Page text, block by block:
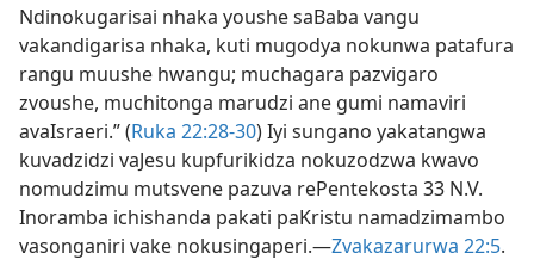
Ndinokugarisai nhaka youshe saBaba vangu
vakandigarisa nhaka, kuti mugodya nokunwa patafura
rangu muushe hwangu; muchagara pazvigaro
zvoushe, muchitonga marudzi ane gumi namaviri
avaIsraeri.” (Ruka 22:28-30) Iyi sungano yakatangwa
kuvadzidzi vaJesu kupfurikidza nokuzodzwa kwavo
nomudzimu mutsvene pazuva rePentekosta 33 N.V.
Inoramba ichishanda pakati paKristu namadzimambo
vasonganiri vake nokusingaperi.—Zvakazarurwa 22:5.